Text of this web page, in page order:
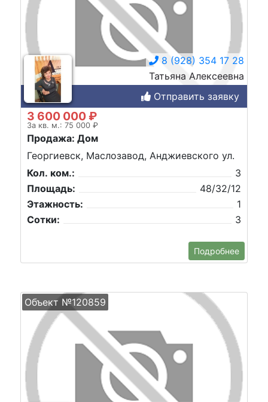
8 (928) 354 17 28
Татьяна Алексеевна
Отправить заявку
3 600 000 ₽
За кв. м.: 75 000 ₽
Продажа: Дом
Георгиевск, Маслозавод, Анджиевского ул.
Кол. ком.:
3
Площадь:
48/32/12
Этажность:
1
Сотки:
3
Подробнее
Объект №120859